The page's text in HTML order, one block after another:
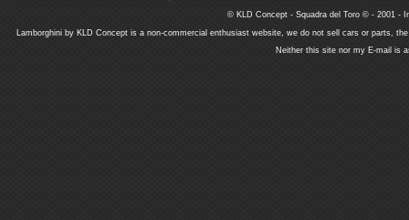
© KLD Concept - Squadra del Toro © - 2001 -
Lamborghini by KLD Concept is a non-commercial enthusiast website, we do not sell cars or parts,
Neither this site nor my E-mail is